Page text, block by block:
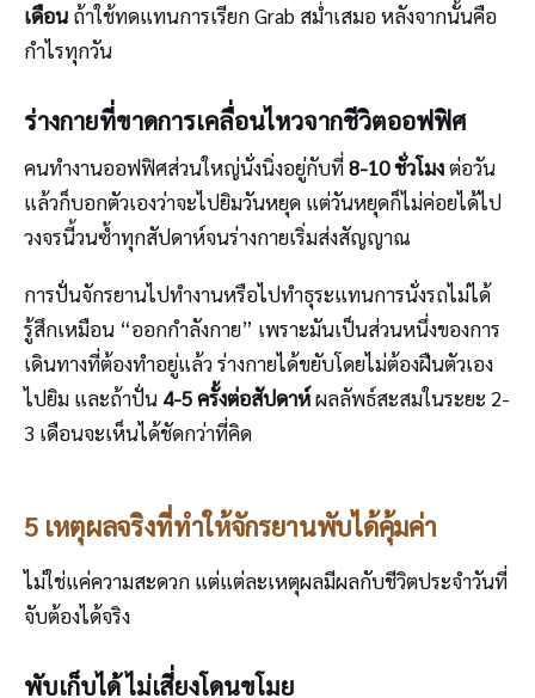
เดือน ถ้าใช้ทดแทนการเรียก Grab สม่ำเสมอ หลังจากนั้นคือ
กำไรทุกวัน
ร่างกายที่ขาดการเคลื่อนไหวจากชีวิตออฟฟิศ
คนทำงานออฟฟิศส่วนใหญ่นั่งนิ่งอยู่กับที่8-10 ชั่วโมงต่อวัน
แล้วก็บอกตัวเองว่าจะไปยิมวันหยุด แต่วันหยุดก็ไม่ค่อยได้ไป
วงจรนี้วนซ้ำทุกสัปดาห์จนร่างกายเริ่มส่งสัญญาณ
การปั่นจักรยานไปทำงานหรือไปทำธุระแทนการนั่งรถไม่ได้
รู้สึกเหมือน “ออกกำลังกาย” เพราะมันเป็นส่วนหนึ่งของการ
เดินทางที่ต้องทำอยู่แล้ว ร่างกายได้ขยับโดยไม่ต้องฝืนตัวเอง
ไปยิม และถ้าปั่น 4-5 ครั้งต่อสัปดาห์ผลลัพธ์สะสมในระยะ 2-
3 เดือนจะเห็นได้ชัดกว่าที่คิด
5 เหตุผลจริงที่ทำให้จักรยานพับได้คุ้มค่า
ไม่ใช่แค่ความสะดวก แต่แต่ละเหตุผลมีผลกับชีวิตประจำวันที่
จับต้องได้จริง
พับเก็บได้ ไม่เสี่ยงโดนขโมย